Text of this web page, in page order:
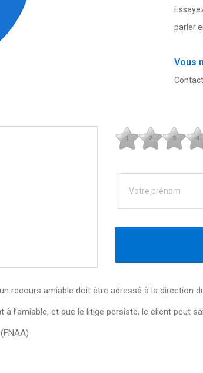
parler
Vous
1 2 3 4
recours amiable doit être adressé à la direction
l’amiable, et que le litige persiste, le client peut